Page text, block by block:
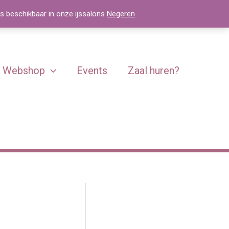
beschikbaar in onze ijssalons Negeren
Webshop Events Zaal huren?